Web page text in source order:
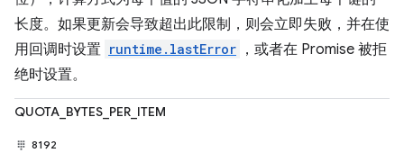
长度。如果更新会导致超出此限制，则会立即失败，并在使
用回调时设置 runtime.lastError ，或者在 Promise 被拒
绝时设置。
QUOTA_BYTES_PER_ITEM
8192